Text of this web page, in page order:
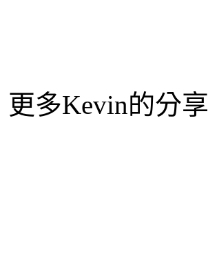
更多Kevin的分享